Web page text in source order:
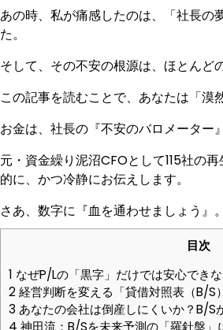
あの時、私が痛感したのは、「社長の
た。
そして、その不安の根源は、ほとんど
この記事を読むことで、あなたは「漠
お金は、社長の『不安のバロメーター
元・資金繰り泥沼CFOとして115社の
的に、かつ冷静にお伝えします。
さあ、数字に『血を通わせましょう』。
目次
1 なぜP/Lの「黒字」だけでは安心でき
2経営判断を変える「貸借対照表（B/S
3 あなたの会社は倒産しにくいか？B/S
4 神田流：B/Sを未来予測の「羅針盤」